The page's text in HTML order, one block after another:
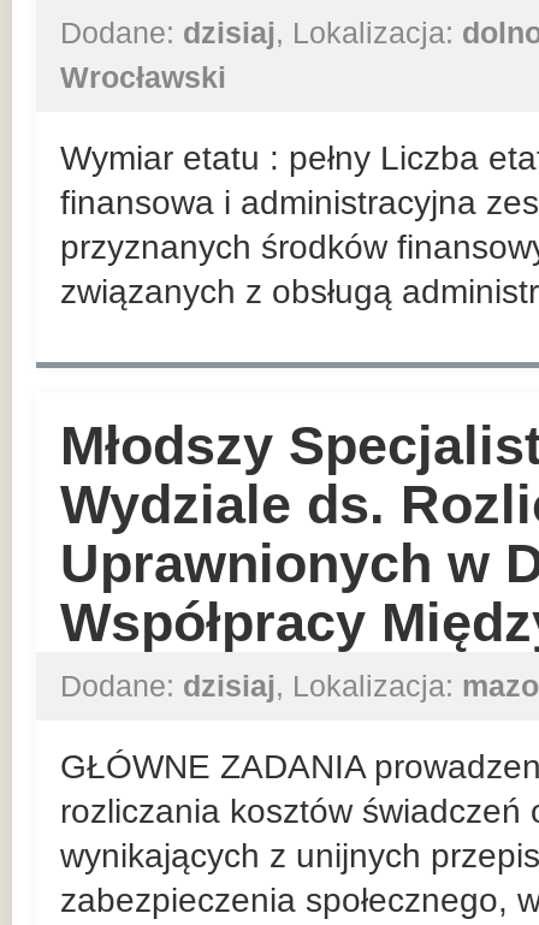
Dodane: dzisiaj, Lokalizacja:
Wrocławski
Wymiar etatu : pełny Liczba
finansowa i administracyjna
przyznanych środków
związanych z obsługą
Młodszy
Wydziale ds.
Uprawnionych w
Współpracy
Dodane: dzisiaj, Lokalizacja:
GŁÓWNE ZADANIA
rozliczania kosztów
wynikających z unijnych
zabezpieczenia społecznego,